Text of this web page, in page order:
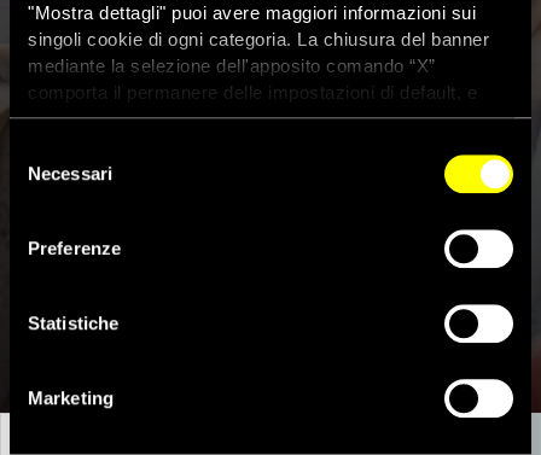
"Mostra dettagli" puoi avere maggiori informazioni sui
singoli cookie di ogni categoria. La chiusura del banner
mediante la selezione dell'apposito comando “X”
comporta il permanere delle impostazioni di default, e
dunque la continuazione della navigazione con i cookie
dei cookie attivi sul sito clicca
delNecessari
Preferenze
Statistiche
Marketing